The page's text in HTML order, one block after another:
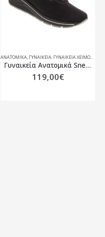
ΑΝΑΤΟΜΙΚΆ, ΓΥΝΑΙΚΕΙΑ, ΓΥΝΑΙΚΕΊΑ ΧΕΙΜΏΝΑΣ 25-26
Γυναικεία Ανατομικά Sneaker Μαύρα Suave 20506
119,00€